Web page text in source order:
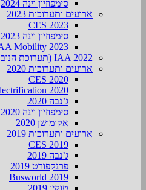
סימפוזיון וינה 2024
ארועים ותערוכות 2023
CES 2023
סימפוזיון וינה 2023
Mobility 2023
IAA 2022 (תערוכת הנובר למשאיות)
ארועים ותערוכות 2020
CES 2020
2020
ג’נבה 2020
סימפוזיון וינה 2020
אקומושן 2020
ארועים ותערוכות 2019
CES 2019
ג’נבה 2019
פרנקפורט 2019
Busworld 2019
טוקיו 2019